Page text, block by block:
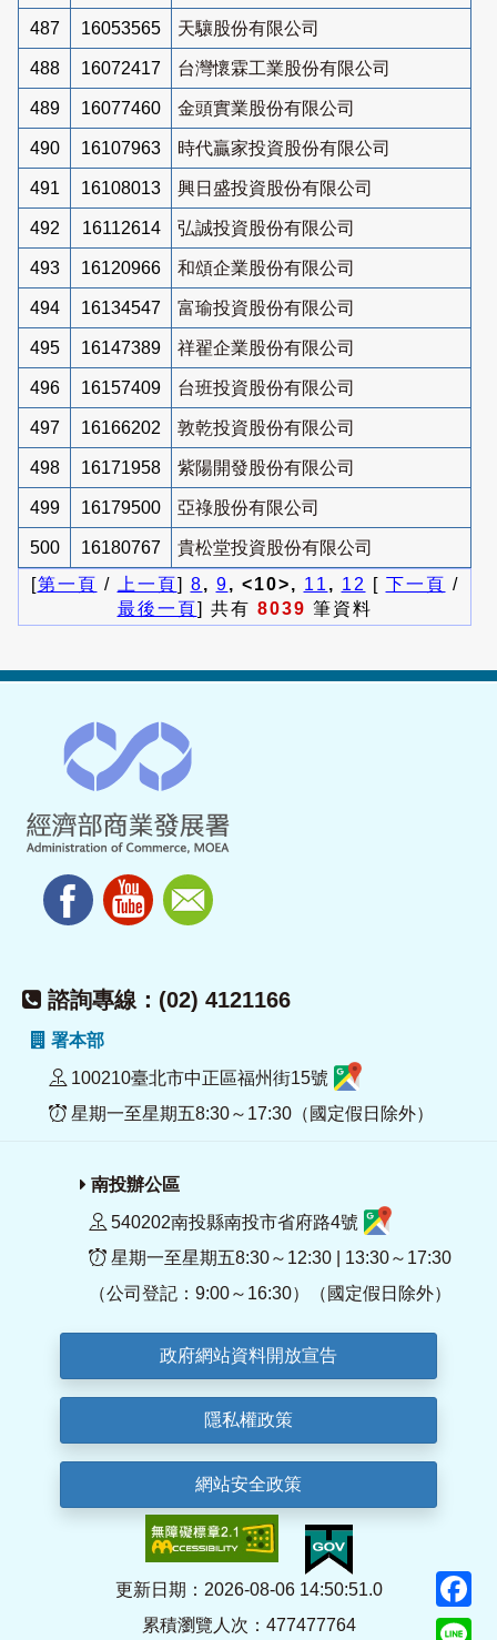
487 16053565 天驤股份有限公司
488 16072417 台灣懷霖工業股份有限公司
489 16077460 金頭實業股份有限公司
490 16107963 時代贏家投資股份有限公司
491 16108013 興日盛投資股份有限公司
492 16112614 弘誠投資股份有限公司
493 16120966 和頌企業股份有限公司
494 16134547 富瑜投資股份有限公司
495 16147389 祥翟企業股份有限公司
496 16157409 台班投資股份有限公司
497 16166202 敦乾投資股份有限公司
498 16171958 紫陽開發股份有限公司
499 16179500 亞祿股份有限公司
500 16180767
貴松堂投資股份有限公司
[第一頁 / 上一頁] 8, 9, <10>, 11 , 12 [ 下一頁 /
最後一頁] 共有 8039 筆資料
諮詢專線：(02) 4121166
署本部
100210臺北市中正區福州街15號
星期一至星期五8:30～17:30（國定假日除外）
南投辦公區
540202南投縣南投市省府路4號
星期一至星期五8:30～12:30 | 13:30～17:30
（公司登記：9:00～16:30）（國定假日除外）
政府網站資料開放宣告
隱私權政策
網站安全政策
更新日期：2026-08-06 14:50:51.0
累積瀏覽人次：477477764